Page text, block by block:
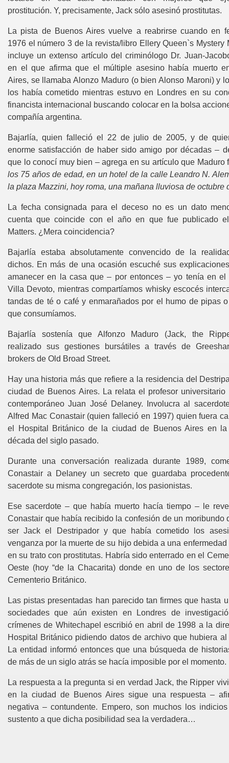
prostitución. Y, precisamente, Jack sólo asesinó prostitutas.
La pista de Buenos Aires vuelve a reabrirse cuando en
1976 el número 3 de la revista/libro Ellery Queen`s Mystery
incluye un extenso artículo del criminólogo Dr. Juan-
en el que afirma que el múltiple asesino había muerto
Aires, se llamaba Alonzo Maduro (o bien Alonso Maroni) y
los había cometido mientras estuvo en Londres en su
financista internacional buscando colocar en la bolsa
compañía argentina.
Bajarlía, quien falleció el 22 de julio de 2005, y de
enorme satisfacción de haber sido amigo por décadas –
que lo conocí muy bien – agrega en su artículo que
los 75 años de edad, en un hotel de la calle Leandro N.
la plaza Mazzini, hoy roma, una mañana lluviosa de octubre
La fecha consignada para el deceso no es un dato
cuenta que coincide con el año en que fue publicado
Matters. ¿Mera coincidencia?
Bajarlía estaba absolutamente convencido de la
dichos. En más de una ocasión escuché sus
amanecer en la casa que – por entonces – yo tenía en el
Villa Devoto, mientras compartíamos whisky escocés
tandas de té o café y enmarañados por el humo de pipas
que consumíamos.
Bajarlía sostenía que Alfonzo Maduro (Jack, the
realizado sus gestiones bursátiles a través de
brokers de Old Broad Street.
Hay una historia más que refiere a la residencia del
ciudad de Buenos Aires. La relata el profesor universitario
contemporáneo Juan José Delaney. Involucra al
Alfred Mac Conastair (quien falleció en 1997) quien fuera
el Hospital Británico de la ciudad de Buenos Aires en la
década del siglo pasado.
Durante una conversación realizada durante 1989,
Conastair a Delaney un secreto que guardaba
sacerdote su misma congregación, los pasionistas.
Ese sacerdote – que había muerto hacía tiempo – le
Conastair que había recibido la confesión de un moribundo
ser Jack el Destripador y que había cometido los
venganza por la muerte de su hijo debida a una enfermedad
en su trato con prostitutas. Habría sido enterrado en el
Oeste (hoy “de la Chacarita) donde en uno de los
Cementerio Británico.
Las pistas presentadas han parecido tan firmes que hasta
sociedades que aún existen en Londres de
crímenes de Whitechapel escribió en abril de 1998 a la
Hospital Británico pidiendo datos de archivo que hubiera al
La entidad informó entonces que una búsqueda de
de más de un siglo atrás se hacía imposible por el momento.
La respuesta a la pregunta si en verdad Jack, the Ripper
en la ciudad de Buenos Aires sigue una respuesta –
negativa – contundente. Empero, son muchos los
sustento a que dicha posibilidad sea la verdadera…
Buenos Aires
del Caso Santa Ana
aventura
de Madariaga
FRAUDE
DE MONTAUK”-
el sur de España